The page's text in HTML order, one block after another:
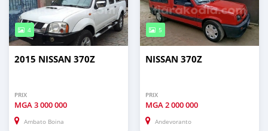
4
2015 NISSAN 370Z
PRIX
MGA3 000 000
Ambato Boina
5
NISSAN 370Z
PRIX
MGA2 000 000
Andevoranto